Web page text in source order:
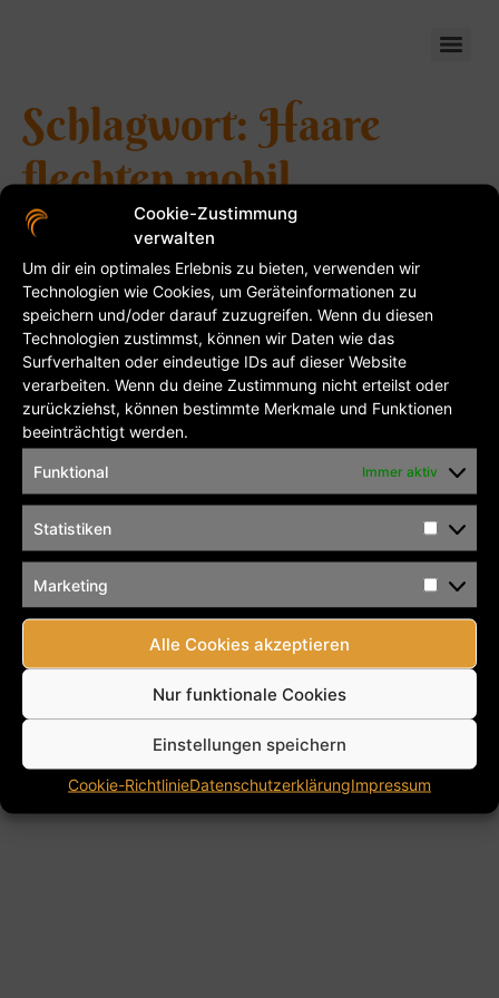
Cookie-Zustimmung
verwalten
Um dir ein optimales Erlebnis zu bieten, verwenden wir
Technologien wie Cookies, um Geräteinformationen zu
speichern und/oder darauf zuzugreifen. Wenn du diesen
Technologien zustimmst, können wir Daten wie das
Surfverhalten oder eindeutige IDs auf dieser Website
verarbeiten. Wenn du deine Zustimmung nicht erteilst oder
zurückziehst, können bestimmte Merkmale und Funktionen
beeinträchtigt werden.
Funktional Immer aktiv
Statistiken
Marketing
Alle Cookies akzeptieren
Nur funktionale Cookies
Einstellungen speichern
Cookie-RichtlinieDatenschutzerklärungImpressum
Schlagwort: Haare
flechten mobil
Kontakt
Friseurmeisterin Daniela Wieczorek ( Inhaberin )Phone:
03493 510 397Mobil: 0177 808 428 6Uferstraße
18d06774 Muldestausee OT Friedersdorf Sie möchten
einen Termin vereinbaren? Dann bitte hier
Kontakt Impressum
Datenschutzerklärung
AGB’s
Alle Rechte vorbehalten